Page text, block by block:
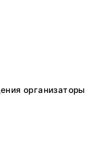
организаторы